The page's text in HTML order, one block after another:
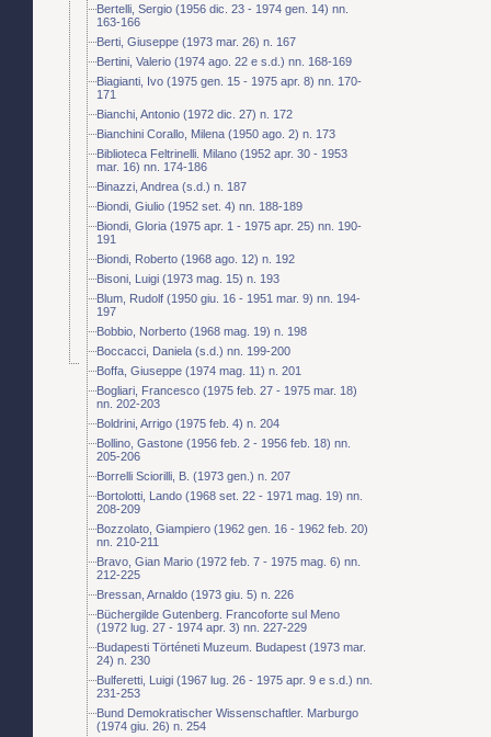
Bertelli, Sergio (1956 dic. 23 - 1974 gen. 14) nn.
163-166
Berti, Giuseppe (1973 mar. 26) n. 167
Bertini, Valerio (1974 ago. 22 e s.d.) nn. 168-169
Biagianti, Ivo (1975 gen. 15 - 1975 apr. 8) nn. 170-
171
Bianchi, Antonio (1972 dic. 27) n. 172
Bianchini Corallo, Milena (1950 ago. 2) n. 173
Biblioteca Feltrinelli. Milano (1952 apr. 30 - 1953
mar. 16) nn. 174-186
Binazzi, Andrea (s.d.) n. 187
Biondi, Giulio (1952 set. 4) nn. 188-189
Biondi, Gloria (1975 apr. 1 - 1975 apr. 25) nn. 190-
191
Biondi, Roberto (1968 ago. 12) n. 192
Bisoni, Luigi (1973 mag. 15) n. 193
Blum, Rudolf (1950 giu. 16 - 1951 mar. 9) nn. 194-
197
Bobbio, Norberto (1968 mag. 19) n. 198
Boccacci, Daniela (s.d.) nn. 199-200
Boffa, Giuseppe (1974 mag. 11) n. 201
Bogliari, Francesco (1975 feb. 27 - 1975 mar. 18)
nn. 202-203
Boldrini, Arrigo (1975 feb. 4) n. 204
Bollino, Gastone (1956 feb. 2 - 1956 feb. 18) nn.
205-206
Borrelli Sciorilli, B. (1973 gen.) n. 207
Bortolotti, Lando (1968 set. 22 - 1971 mag. 19) nn.
208-209
Bozzolato, Giampiero (1962 gen. 16 - 1962 feb. 20)
nn. 210-211
Bravo, Gian Mario (1972 feb. 7 - 1975 mag. 6) nn.
212-225
Bressan, Arnaldo (1973 giu. 5) n. 226
Büchergilde Gutenberg. Francoforte sul Meno
(1972 lug. 27 - 1974 apr. 3) nn. 227-229
Budapesti Történeti Muzeum. Budapest (1973 mar.
24) n. 230
Bulferetti, Luigi (1967 lug. 26 - 1975 apr. 9 e s.d.) nn.
231-253
Bund Demokratischer Wissenschaftler. Marburgo
(1974 giu. 26) n. 254